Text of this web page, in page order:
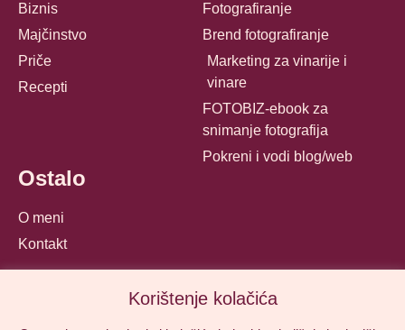
Biznis
Majčinstvo
Priče
Recepti
Fotografiranje
Brend fotografiranje
Marketing za vinarije i
vinare
FOTOBIZ-ebook za
snimanje fotografija
Pokreni i vodi blog/web
Ostalo
O meni
Kontakt
Korištenje kolačića